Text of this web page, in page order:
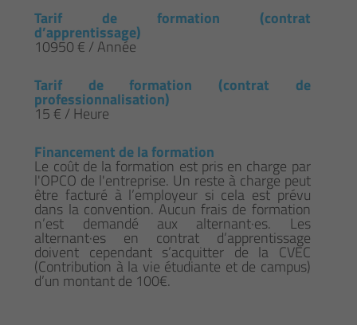
Tarif de formation (contrat
d’apprentissage)
10950 € / Année
Tarif de formation (contrat de
professionnalisation)
15 € / Heure
Financement de la formation
Le coût de la formation est pris en charge par
l'OPCO de l'entreprise. Un reste à charge peut
être facturé à l’employeur si cela est prévu
dans la convention. Aucun frais de formation
n’est demandé aux alternant·es. Les
alternant·es en contrat d’apprentissage
doivent cependant s’acquitter de la CVEC
(Contribution à la vie étudiante et de campus)
d’un montant de 100€.